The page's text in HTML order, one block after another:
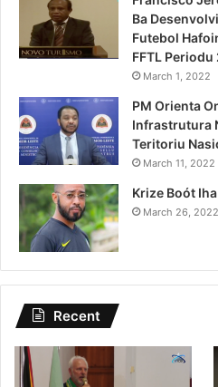
Ba
Futebol
FFTL
March 1, 2022
PM Orienta
Infrastrutura
Teritoriu
March 11, 2022
Krize Boót
March 26, 2022
Recent